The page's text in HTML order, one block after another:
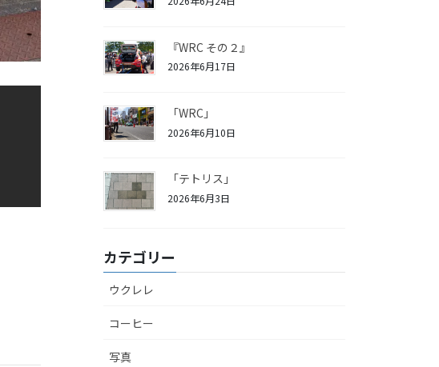
『WRC その２』
2026年6月17日
「WRC」
2026年6月10日
「テトリス」
2026年6月3日
カテゴリー
ウクレレ
コーヒー
写真